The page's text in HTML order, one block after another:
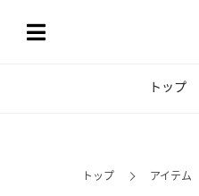
トップ
トップ アイテム